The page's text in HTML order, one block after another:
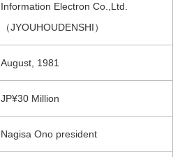
Information Electron Co.,Ltd.
（JYOUHOUDENSHI）
August, 1981
JP¥30 Million
Nagisa Ono president